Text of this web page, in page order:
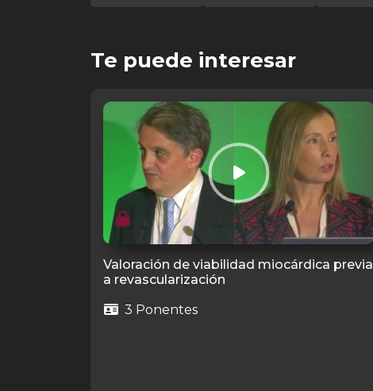
Te puede interesar
Valoración de viabilidad miocárdica previa
a revascularización
3 Ponentes